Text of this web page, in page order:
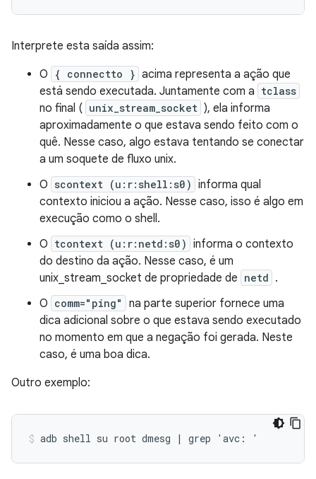
Interprete esta saída assim:
O
{ connectto } acima representa a ação que
está sendo executada. Juntamente com a tclass
no final ( unix_stream_socket ), ela informa
aproximadamente o que estava sendo feito com o
quê. Nesse caso, algo estava tentando se conectar
a um soquete de fluxo unix.
O scontext (u:r:shell:s0) informa qual
contexto iniciou a ação. Nesse caso, isso é algo em
execução como o shell.
O tcontext (u:r:netd:s0) informa o contexto
do destino da ação. Nesse caso, é um
unix_stream_socket de propriedade de netd .
O comm="ping"
na parte superior fornece uma
dica adicional sobre o que estava sendo executado
no momento em que a negação foi gerada. Neste
caso, é uma boa dica.
Outro exemplo:
adb shell su root dmesg | grep 'avc: '